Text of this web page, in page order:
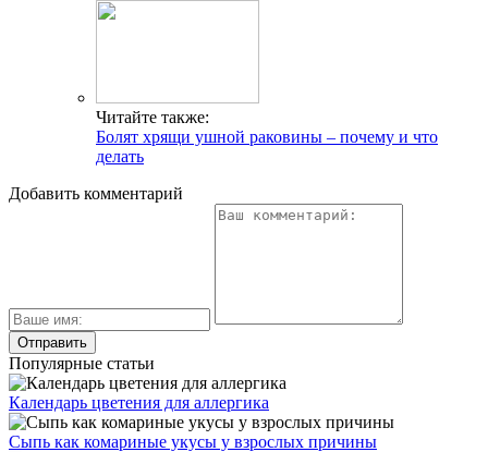
Читайте также:
Болят хрящи ушной раковины – почему и что
делать
Добавить комментарий
Популярные статьи
Календарь цветения для аллергика
Сыпь как комариные укусы у взрослых причины